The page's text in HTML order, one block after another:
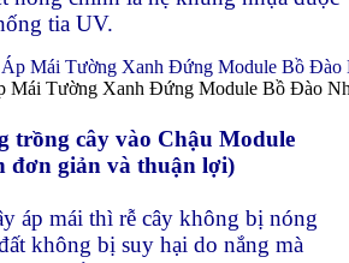
tia UV.
Mái Tường Xanh Đứng Module Bồ Đào
trồng cây vào Chậu Module
đơn giản và thuận lợi)
áp mái thì rễ cây không bị nóng
không bị suy hại do nắng mà